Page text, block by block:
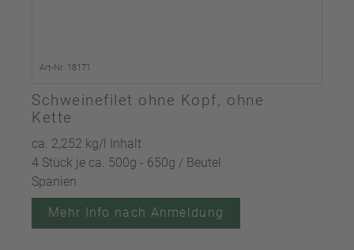
Art-Nr. 18171
Schweinefilet ohne Kopf, ohne
Kette
ca. 2,252 kg/l Inhalt
4 Stück je ca. 500g - 650g / Beutel
Spanien
Mehr Info nach Anmeldung